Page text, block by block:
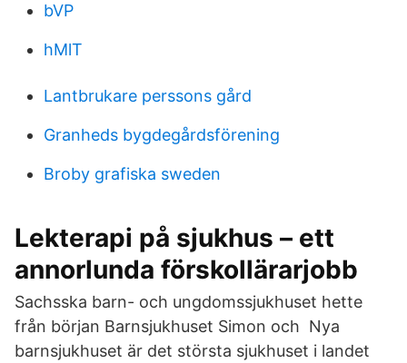
bVP
hMlT
Lantbrukare perssons gård
Granheds bygdegårdsförening
Broby grafiska sweden
Lekterapi på sjukhus – ett
annorlunda förskollärarjobb
Sachsska barn- och ungdomssjukhuset hette
från början Barnsjukhuset Simon och Nya
barnsjukhuset är det största sjukhuset i landet